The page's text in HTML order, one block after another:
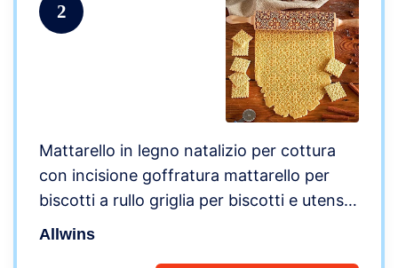
2
Mattarello in legno natalizio per cottura
con incisione goffratura mattarello per
biscotti a rullo griglia per biscotti e utensili
per la decorazione della cucina per
Allwins